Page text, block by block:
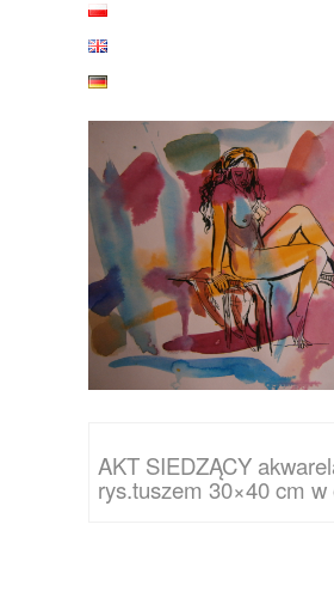
AKT SIEDZĄCY
rys.tuszem 30×40 cm w